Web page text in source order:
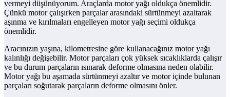
vermeyi düşünüyorum. Araçlarda motor yağı oldukça önemlidir.
Çünkü motor çalışırken parçalar arasındaki sürtünmeyi azaltarak
aşınma ve kırılmaları engelleyen motor yağı seçimi oldukça
önemlidir.
Aracınızın yaşına, kilometresine göre kullanacağınız motor yağı
kalınlığı değişebilir. Motor parçaları çok yüksek sıcaklıklarda çalışır
ve bu durum parçaların ısınarak deforme olmasına neden olabilir.
Motor yağı bu aşamada sürtünmeyi azaltır ve motor içinde bulunan
parçaları soğutarak parçaların deforme olmasını önler.